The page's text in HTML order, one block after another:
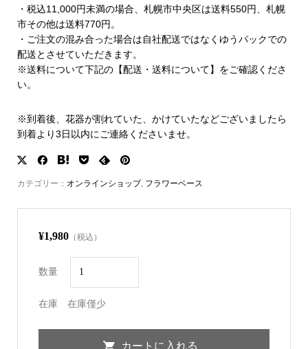
・税込11,000円未満の場合、札幌市中央区は送料550円、札幌
市その他は送料770円。
・ご注文の混み合った場合は自社配送ではなくゆうパックでの
配送とさせていただきます。
※送料について下記の【配送・送料について】をご確認くださ
い。
※到着後、花器が割れていた、かけていたなどございましたら
到着より3日以内にご連絡くださいませ。
カテゴリー： オンラインショップ, フラワーベース
¥1,980（税込）
数量
在庫 在庫僅少